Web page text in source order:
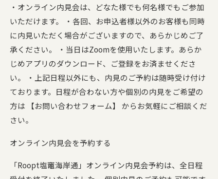
・オンライン内見会は、どなた様でも何名様でもご参加
いただけます。 ・各回、お申込者様以外のお客様も同時
に内見いただく場合がございますので、あらかじめご了
承ください。 ・当日はZoomを使用いたします。あらか
じめアプリのダウンロード、ご登録をお済ませくださ
い。 ・上記日程以外にも、内見のご予約は随時受け付け
ております。日程が合わない方や個別の内見をご希望の
方は 【お問い合わせフォーム】 からお気軽にご相談くだ
さい。
オンライン内見会を予約する
「Roopt塩竈海岸通」オンライン内見会予約は、全日程